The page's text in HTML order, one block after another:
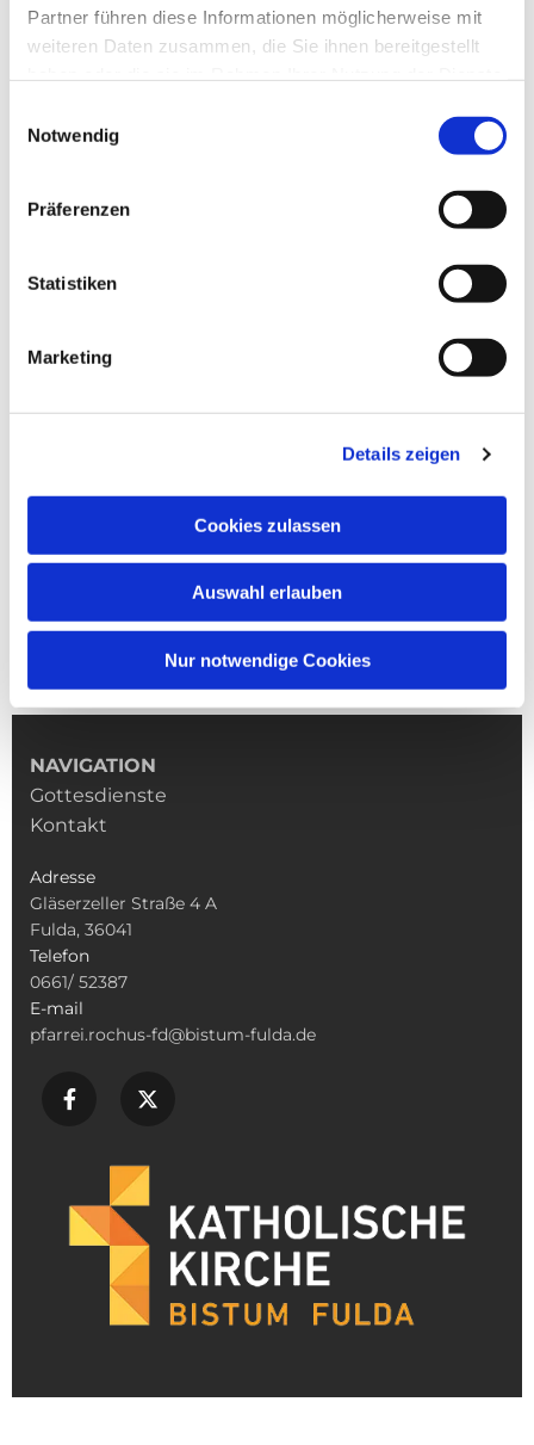
Partner führen diese Informationen möglicherweise mit
weiteren Daten zusammen, die Sie ihnen bereitgestellt
Notwendig
Präferenzen
Statistiken
Marketing
Details zeigen
Cookies zulassen
Auswahl erlauben
Nur notwendige Cookies
Dies könnte Sie auch
interessieren
NAVIGATION
Gottesdienste
Kontakt
Adresse
Gläserzeller Straße 4 A
Fulda, 36041
Telefon
0661/ 52387
E-mail
pfarrei.rochus-fd@bistum-fulda.de